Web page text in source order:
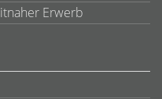
Erwerb